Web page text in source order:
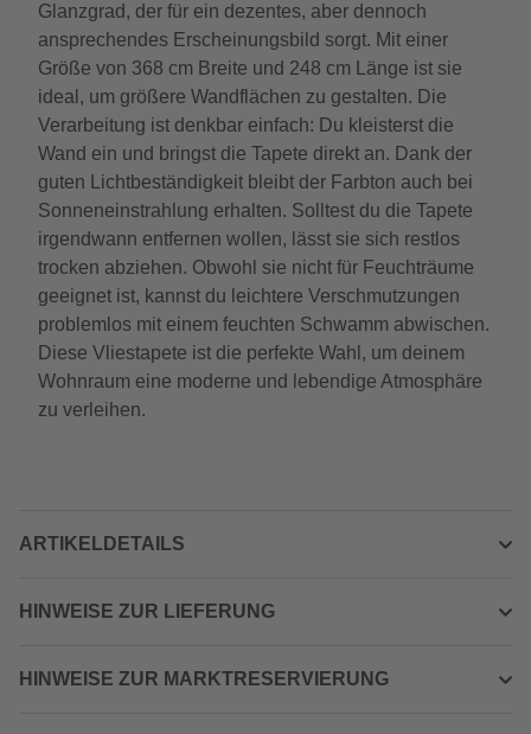
Glanzgrad, der für ein dezentes, aber dennoch
ansprechendes Erscheinungsbild sorgt. Mit einer
Größe von 368 cm Breite und 248 cm Länge ist sie
ideal, um größere Wandflächen zu gestalten. Die
Verarbeitung ist denkbar einfach: Du kleisterst die
Wand ein und bringst die Tapete direkt an. Dank der
guten Lichtbeständigkeit bleibt der Farbton auch bei
Sonneneinstrahlung erhalten. Solltest du die Tapete
irgendwann entfernen wollen, lässt sie sich restlos
trocken abziehen. Obwohl sie nicht für Feuchträume
geeignet ist, kannst du leichtere Verschmutzungen
problemlos mit einem feuchten Schwamm abwischen.
Diese Vliestapete ist die perfekte Wahl, um deinem
Wohnraum eine moderne und lebendige Atmosphäre
zu verleihen.
ARTIKELDETAILS
HINWEISE ZUR LIEFERUNG
HINWEISE ZUR MARKTRESERVIERUNG